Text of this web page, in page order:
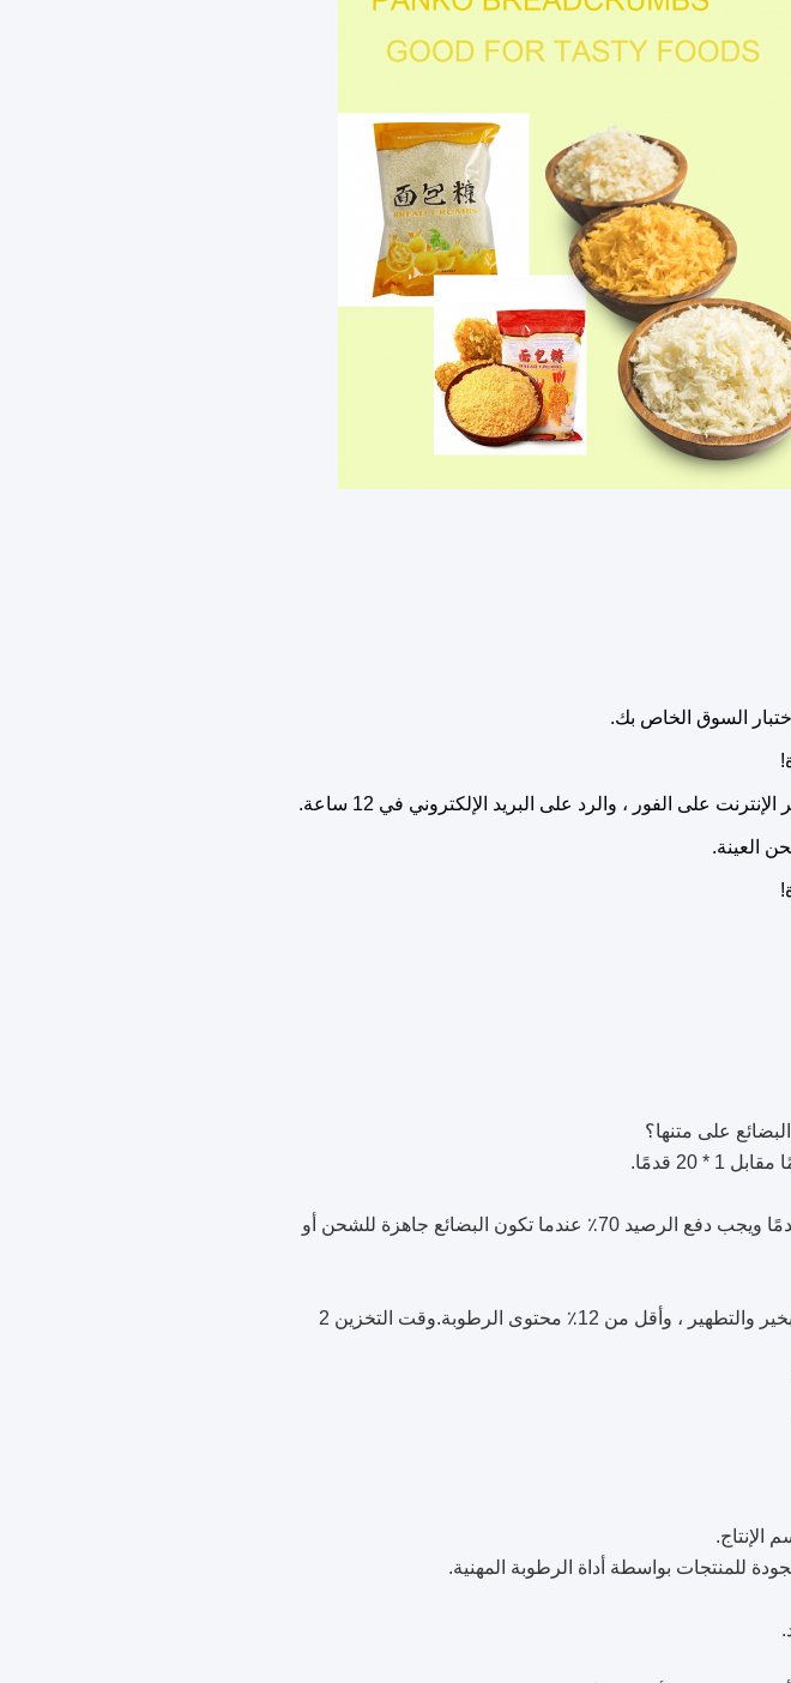
السوق الخاص بك.
على الفور ، والرد على البريد الإلكتروني في 12 ساعة.
العينة.
على متنها؟
الإجابة: مدة السداد هي T / T ، 30٪ كوديعة مقدمًا ويجب دفع الرصيد 70٪ عندما تكون البضائع جاهزة للشحن أو
الإجابة: منتجاتنا بعد ارتفاع درجة الحرارة ، والتبخير والتطهير ، وأقل من 12٪ محتوى الرطوبة.وقت التخزين 2
الإنتاج.